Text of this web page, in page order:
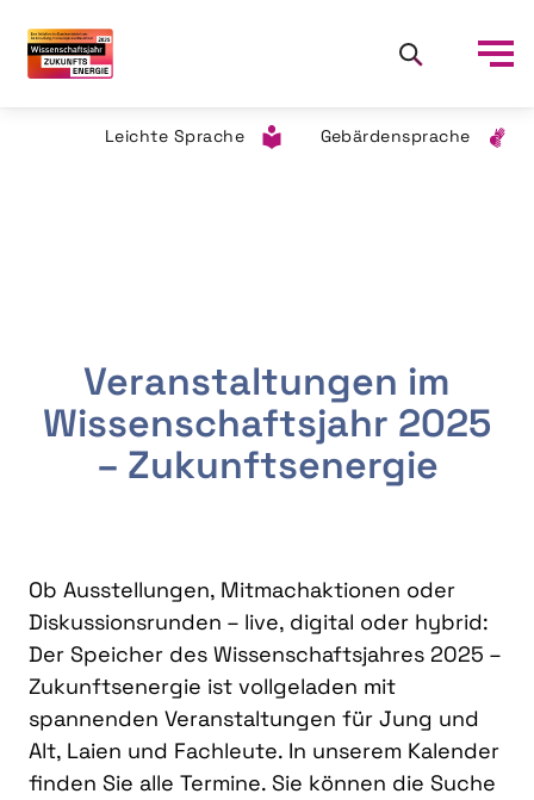
Leichte Sprache Gebärdensprache
Veranstaltungen im
Wissenschaftsjahr 2025
– Zukunftsenergie
Ob Ausstellungen, Mitmachaktionen oder
Diskussionsrunden – live, digital oder hybrid:
Der Speicher des Wissenschaftsjahres 2025 –
Zukunftsenergie ist vollgeladen mit
spannenden Veranstaltungen für Jung und
Alt, Laien und Fachleute. In unserem Kalender
finden Sie alle Termine. Sie können die Suche